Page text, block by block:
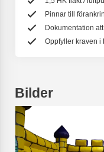
Pinnar till
Dokumentation
Oppfyller kraven i
Bilder